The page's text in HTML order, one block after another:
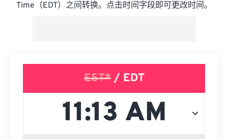
Time（EDT）之间转换。点击时间字段即可更改时间。
EST*/ EDT